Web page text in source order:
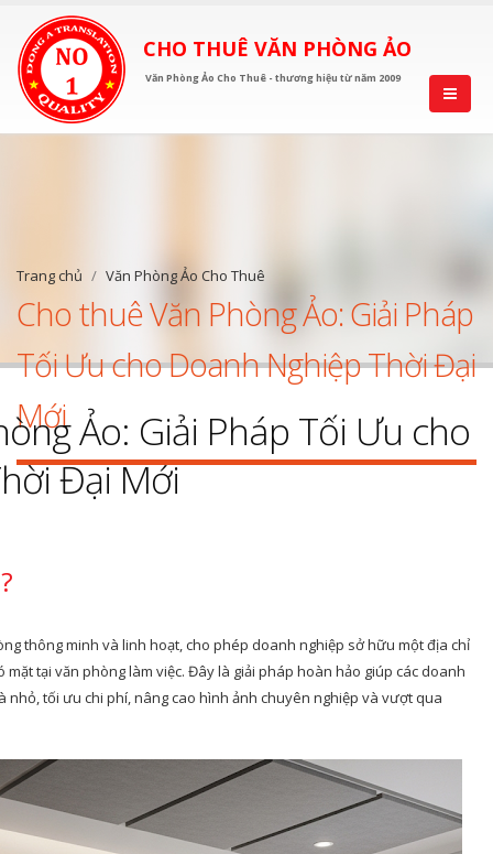
CHO THUÊ VĂN PHÒNG ẢO
Văn Phòng Ảo Cho Thuê - thương hiệu từ năm 2009
Trang chủ Văn Phòng Ảo Cho Thuê
Cho thuê Văn Phòng Ảo: Giải Pháp
Tối Ưu cho Doanh Nghiệp Thời Đại
Mới Ảo: Giải Pháp Tối Ưu cho
Đại Mới
thông minh và linh hoạt, cho phép doanh nghiệp sở hữu một địa chỉ
tại văn phòng làm việc. Đây là giải pháp hoàn hảo giúp các doanh
nhỏ, tối ưu chi phí, nâng cao hình ảnh chuyên nghiệp và vượt qua